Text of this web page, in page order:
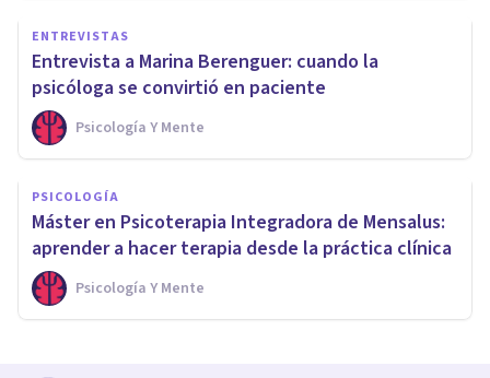
ENTREVISTAS
Entrevista a Marina Berenguer: cuando la
psicóloga se convirtió en paciente
Psicología Y Mente
PSICOLOGÍA
Máster en Psicoterapia Integradora de Mensalus:
aprender a hacer terapia desde la práctica clínica
Psicología Y Mente